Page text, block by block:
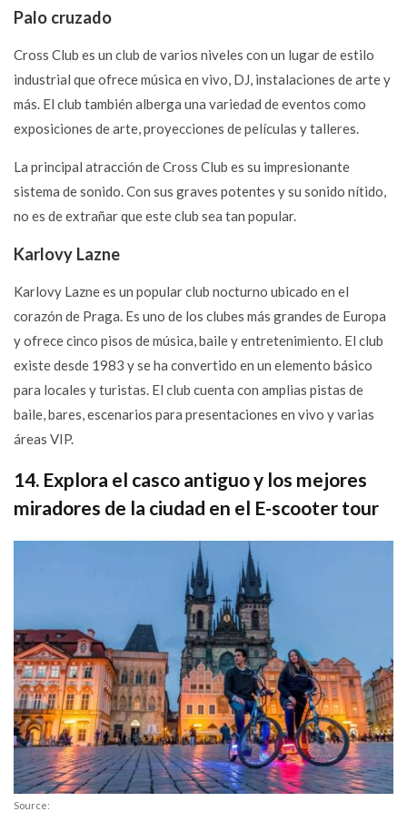
Palo cruzado
Cross Club es un club de varios niveles con un lugar de estilo
industrial que ofrece música en vivo, DJ, instalaciones de arte y
más. El club también alberga una variedad de eventos como
exposiciones de arte, proyecciones de películas y talleres.
La principal atracción de Cross Club es su impresionante
sistema de sonido. Con sus graves potentes y su sonido nítido,
no es de extrañar que este club sea tan popular.
Karlovy Lazne
Karlovy Lazne es un popular club nocturno ubicado en el
corazón de Praga. Es uno de los clubes más grandes de Europa
y ofrece cinco pisos de música, baile y entretenimiento. El club
existe desde 1983 y se ha convertido en un elemento básico
para locales y turistas. El club cuenta con amplias pistas de
baile, bares, escenarios para presentaciones en vivo y varias
áreas VIP.
14. Explora el casco antiguo y los mejores
miradores de la ciudad en el E-scooter tour
Source: